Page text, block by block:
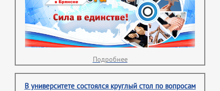
Подробнее
В университете состоялся круглый стол по вопросам